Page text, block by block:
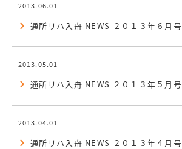
2013.06.01
通所リハ入舟 NEWS ２０１３年６月号
2013.05.01
通所リハ入舟 NEWS ２０１３年５月号
2013.04.01
通所リハ入舟 NEWS ２０１３年４月号